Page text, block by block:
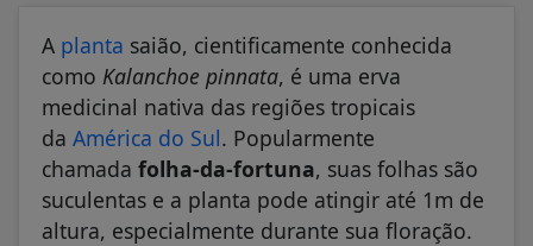
A planta saião, cientificamente conhecida
como Kalanchoe pinnata, é uma erva
medicinal nativa das regiões tropicais
da América do Sul. Popularmente
chamada folha-da-fortuna, suas folhas são
suculentas e a planta pode atingir até 1m de
altura, especialmente durante sua floração.